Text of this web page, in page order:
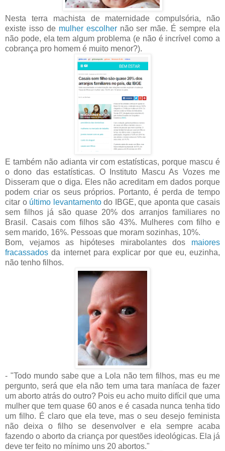
Nesta terra machista de maternidade compulsória, não
existe isso de mulher escolhernão ser mãe. É sempre ela
não pode, ela tem algum problema (e não é incrível como a
cobrança pro homem é muito menor?).
E também não adianta vir com estatísticas, porque mascu é
o dono das estatísticas. O Instituto Mascu As Vozes me
Disseram que o diga. Eles não acreditam em dados porque
podem criar os seus próprios. Portanto, é perda de tempo
citar o último levantamentodo IBGE, que aponta que casais
sem filhos já são quase 20% dos arranjos familiares no
Brasil. Casais com filhos são 43%. Mulheres com filho e
sem marido, 16%. Pessoas que moram sozinhas, 10%.
Bom, vejamos as hipóteses mirabolantes dos maiores
fracassados da internet para explicar por que eu, euzinha,
não tenho filhos.
- "Todo mundo sabe que a Lola não tem filhos, mas eu me
pergunto, será que ela não tem uma tara maníaca de fazer
um aborto atrás do outro? Pois eu acho muito difícil que uma
mulher que tem quase 60 anos e é casada nunca tenha tido
um filho. É claro que ela teve, mas o seu desejo feminista
não deixa o filho se desenvolver e ela sempre acaba
fazendo o aborto da criança por questões ideológicas. Ela já
deve ter feito no mínimo uns 20 abortos."